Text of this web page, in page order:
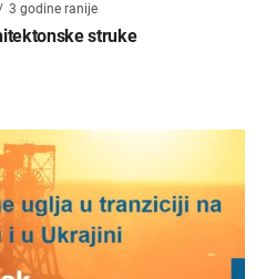
3 godine ranije
struke